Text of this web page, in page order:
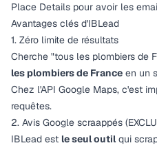
Place Details pour avoir les
Avantages clés d'IBLead
1. Zéro limite de résultats
Cherche "tous les plombiers de
les plombiers de France en un
Chez l'API Google Maps, c'est
requêtes.
2. Avis Google scraappés
IBLead est le seul outilqui